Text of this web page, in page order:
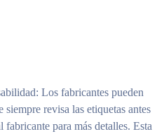
: Los fabricantes pueden
revisa las etiquetas antes
para más detalles. Esta